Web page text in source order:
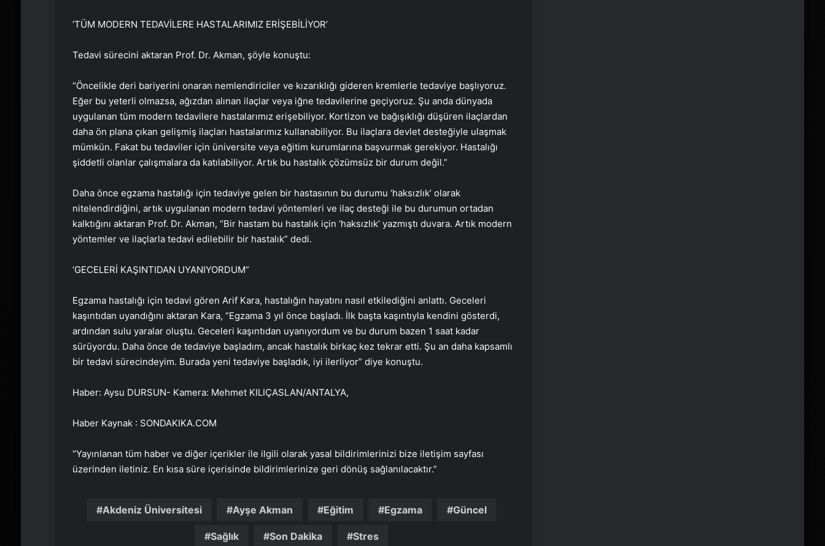
‘TÜM MODERN TEDAVİLERE HASTALARIMIZ ERİŞEBİLİYOR’
Tedavi sürecini aktaran Prof. Dr. Akman, şöyle konuştu:
“Öncelikle deri bariyerini onaran nemlendiriciler ve kızarıklığı gideren kremlerle tedaviye başlıyoruz.
Eğer bu yeterli olmazsa, ağızdan alınan ilaçlar veya iğne tedavilerine geçiyoruz. Şu anda dünyada
uygulanan tüm modern tedavilere hastalarımız erişebiliyor. Kortizon ve bağışıklığı düşüren ilaçlardan
daha ön plana çıkan gelişmiş ilaçları hastalarımız kullanabiliyor. Bu ilaçlara devlet desteğiyle ulaşmak
mümkün. Fakat bu tedaviler için üniversite veya eğitim kurumlarına başvurmak gerekiyor. Hastalığı
şiddetli olanlar çalışmalara da katılabiliyor. Artık bu hastalık çözümsüz bir durum değil.”
Daha önce egzama hastalığı için tedaviye gelen bir hastasının bu durumu ‘haksızlık’ olarak
nitelendirdiğini, artık uygulanan modern tedavi yöntemleri ve ilaç desteği ile bu durumun ortadan
kalktığını aktaran Prof. Dr. Akman, “Bir hastam bu hastalık için ‘haksızlık’ yazmıştı duvara. Artık modern
yöntemler ve ilaçlarla tedavi edilebilir bir hastalık” dedi.
‘GECELERİ KAŞINTIDAN UYANIYORDUM”
Egzama hastalığı için tedavi gören Arif Kara, hastalığın hayatını nasıl etkilediğini anlattı. Geceleri
kaşıntıdan uyandığını aktaran Kara, “Egzama 3 yıl önce başladı. İlk başta kaşıntıyla kendini gösterdi,
ardından sulu yaralar oluştu. Geceleri kaşıntıdan uyanıyordum ve bu durum bazen 1 saat kadar
sürüyordu. Daha önce de tedaviye başladım, ancak hastalık birkaç kez tekrar etti. Şu an daha kapsamlı
bir tedavi sürecindeyim. Burada yeni tedaviye başladık, iyi ilerliyor” diye konuştu.
Haber: Aysu DURSUN- Kamera: Mehmet KILIÇASLAN/ANTALYA,
Haber Kaynak : SONDAKIKA.COM
“Yayınlanan tüm haber ve diğer içerikler ile ilgili olarak yasal bildirimlerinizi bize iletişim sayfası
üzerinden iletiniz. En kısa süre içerisinde bildirimlerinize geri dönüş sağlanılacaktır.”
Akdeniz Üniversitesi Ayşe Akman Eğitim Egzama Güncel
Sağlık Son Dakika Stres
vurdu
Osimhen oldu